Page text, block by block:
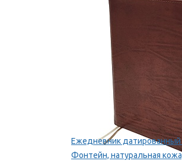
Мы рекомендуем
Ежедневник
Фонтейн, натуральная